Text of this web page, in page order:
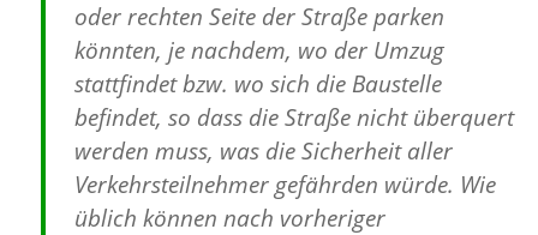
oder rechten Seite der Straße parken
könnten, je nachdem, wo der Umzug
stattfindet bzw. wo sich die Baustelle
befindet, so dass die Straße nicht überquert
werden muss, was die Sicherheit aller
Verkehrsteilnehmer gefährden würde. Wie
üblich können nach vorheriger